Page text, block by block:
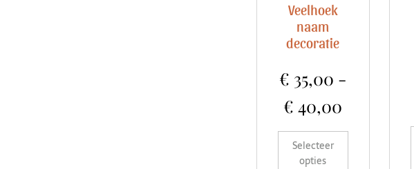
Veelhoek
naam
decoratie
€ 35,00 -
€ 40,00
Selecteer
opties